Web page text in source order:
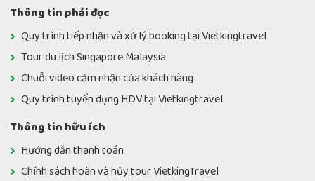
Thông tin phải đọc
Quy trình tiếp nhận và xử lý booking tại Vietkingtravel
Tour du lịch Singapore Malaysia
Chuỗi video cảm nhận của khách hàng
Quy trình tuyển dụng HDV tại Vietkingtravel
Thông tin hữu ích
Hướng dẫn thanh toán
Chính sách hoàn và hủy tour VietkingTravel